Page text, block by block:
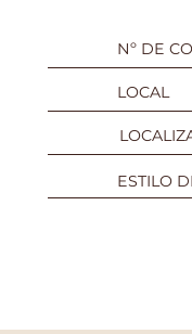
Nº DE
LOCAL
ESTILO